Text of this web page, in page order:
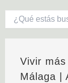
Vivir
Málaga |